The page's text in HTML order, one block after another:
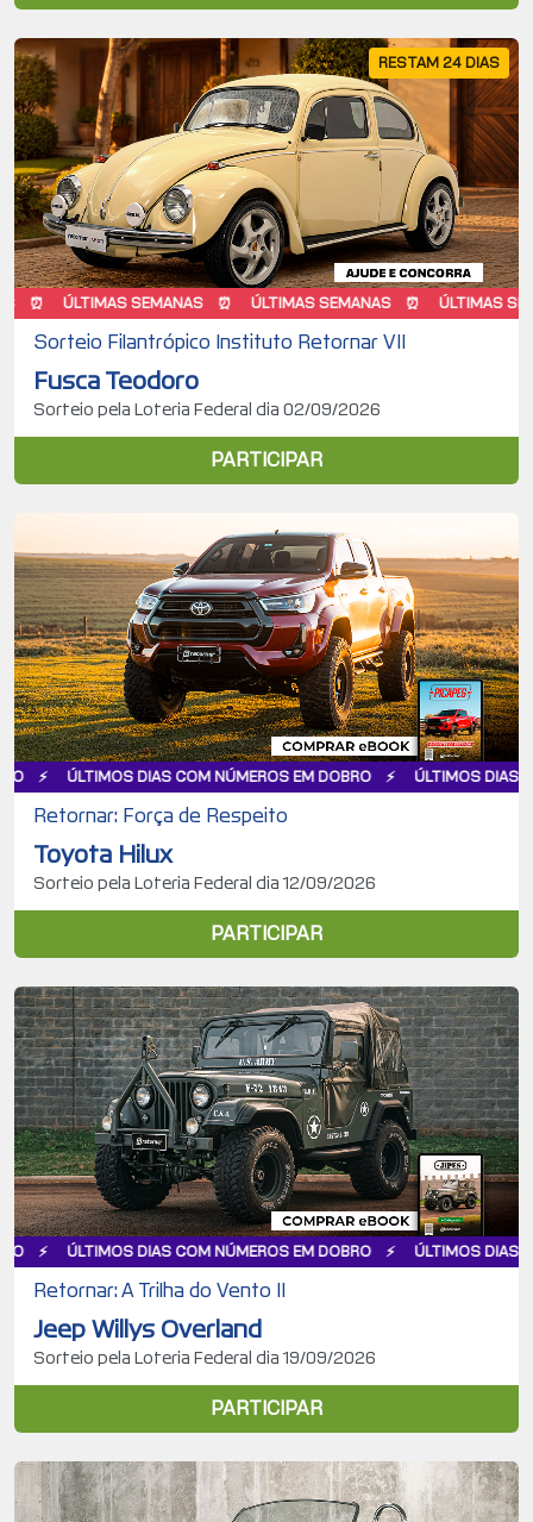
RESTAM 24 DIAS
ÚLTIMAS SEMANAS ÚLTIMAS SEMANAS ÚLTIMAS SEMANAS
Sorteio Filantrópico Instituto Retornar VII
Fusca Teodoro
Sorteio pela Loteria Federal dia 02/09/2026
PARTICIPAR
DIAS COM NÚMEROS EM DOBRO ÚLTIMOS DIAS COM
Retornar: Força de Respeito
Toyota Hilux
Sorteio pela Loteria Federal dia 12/09/2026
PARTICIPAR
DIAS COM NÚMEROS EM DOBRO ÚLTIMOS DIAS COM
Retornar: A Trilha do Vento II
Jeep Willys Overland
Sorteio pela Loteria Federal dia 19/09/2026
PARTICIPAR